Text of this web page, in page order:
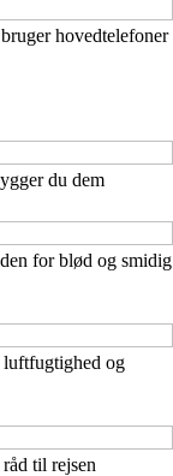
hovedtelefoner
du dem
for blød og smidig
luftfugtighed og
til rejsen